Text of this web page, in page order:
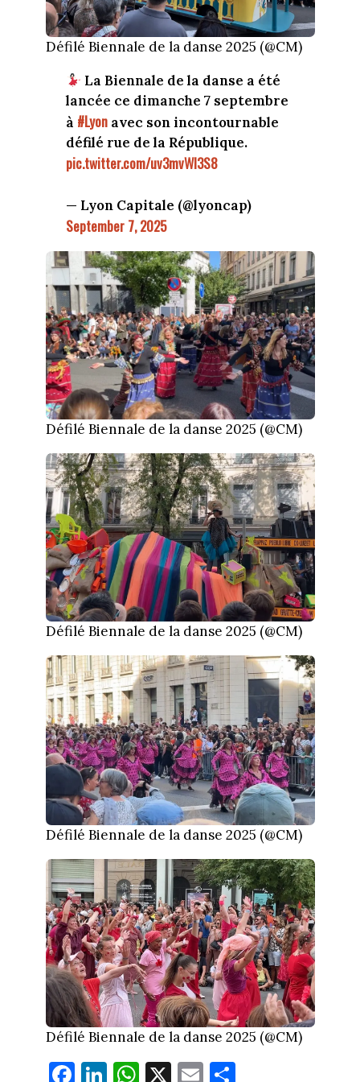
Défilé Biennale de la danse 2025 (@CM)
La Biennale de la danse a été
lancée ce dimanche 7 septembre
à #Lyon avec son incontournable
défilé rue de la République.
pic.twitter.com/uv3mvWl3S8
— Lyon Capitale (@lyoncap)
September 7, 2025
Défilé Biennale de la danse 2025 (@CM)
Défilé Biennale de la danse 2025 (@CM)
Défilé Biennale de la danse 2025 (@CM)
Défilé Biennale de la danse 2025 (@CM)
Fa Li W X E Pa